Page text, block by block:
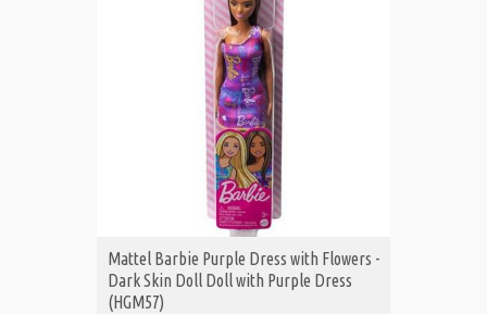
Mattel Barbie Purple Dress with Flowers -
Dark Skin Doll Doll with Purple Dress
(HGM57)